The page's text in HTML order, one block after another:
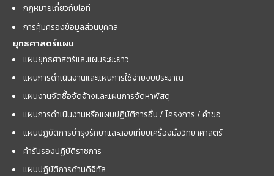
กฎหมายเกี่ยวกับไอที
การคุ้มครองข้อมูลส่วนบุคคล
ยุทธศาสตร์แผน
แผนยุทธศาสตร์และแผนระยะยาว
แผนการดำเนินงานและแผนการใช้จ่ายงบประมาณ
แผนงานจัดซื้อจัดจ้างและแผนการจัดหาพัสดุ
แผนการดำเนินงานหรือแผนปฏิบัติการอื่น / โครงการ / คำขอ
แผนปฏิบัติการบำรุงรักษาและสอบเทียบเครื่องมือวิทยาศาสตร์
คำรับรองปฏิบัติราชการ
แผนปฏิบัติการด้านดิจิทัล